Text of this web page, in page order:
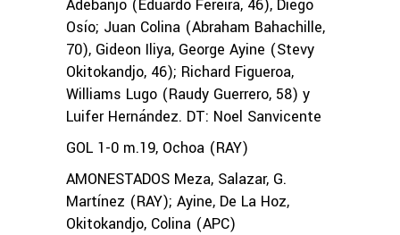
Adebanjo (Eduardo Fereira, 46), Diego
Osío; Juan Colina (Abraham Bahachille,
70), Gideon Iliya, George Ayine (Stevy
Okitokandjo, 46); Richard Figueroa,
Williams Lugo (Raudy Guerrero, 58) y
Luifer Hernández. DT: Noel Sanvicente
GOL 1-0 m.19, Ochoa (RAY)
AMONESTADOS Meza, Salazar, G.
Martínez (RAY); Ayine, De La Hoz,
Okitokandjo, Colina (APC)